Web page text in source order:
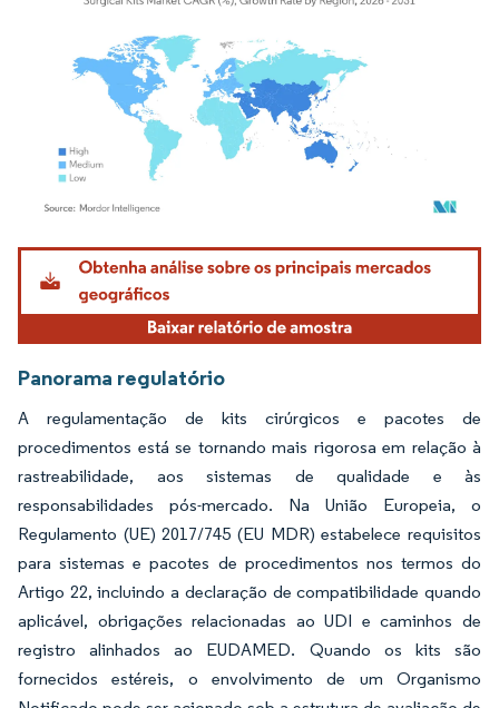
Imagem © Mordor Intelligence. O reuso requer atribuição conforme CC BY 4.0.
Panorama regulatório
A regulamentação de kits cirúrgicos e pacotes de
procedimentos está se tornando mais rigorosa em relação à
rastreabilidade, aos sistemas de qualidade e às
responsabilidades pós-mercado. Na União Europeia, o
Regulamento (UE) 2017/745 (EU MDR) estabelece requisitos
para sistemas e pacotes de procedimentos nos termos do
Artigo 22, incluindo a declaração de compatibilidade quando
aplicável, obrigações relacionadas ao UDI e caminhos de
registro alinhados ao EUDAMED. Quando os kits são
fornecidos estéreis, o envolvimento de um Organismo